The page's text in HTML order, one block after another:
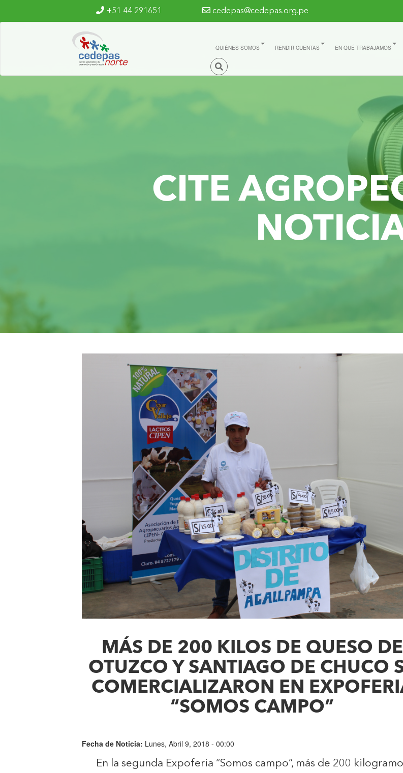
+51 44 291651 cedepas@cedepas.org.pe
QUIÉNES SOMOS RENDIR CUENTAS EN QUÉ TRABAJAMOS
CITE
MÁS DE 200 KILOS DE QUESO DE
OTUZCO Y SANTIAGO DE CHUCO
COMERCIALIZARON EN
“SOMOS CAMPO”
Fecha de Noticia: Lunes, Abril 9, 2018 - 00:00
En la segunda Expoferia “Somos campo”, más de 200